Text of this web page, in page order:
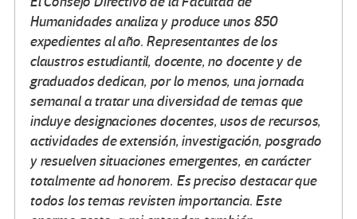
Humanidades analiza y produce unos 850
expedientes al año. Representantes de los
claustros estudiantil, docente, no docente y de
graduados dedican, por lo menos, una jornada
semanal a tratar una diversidad de temas que
incluye designaciones docentes, usos de recursos,
actividades de extensión, investigación, posgrado
y resuelven situaciones emergentes, en carácter
totalmente ad honorem. Es preciso destacar que
todos los temas revisten importancia. Este